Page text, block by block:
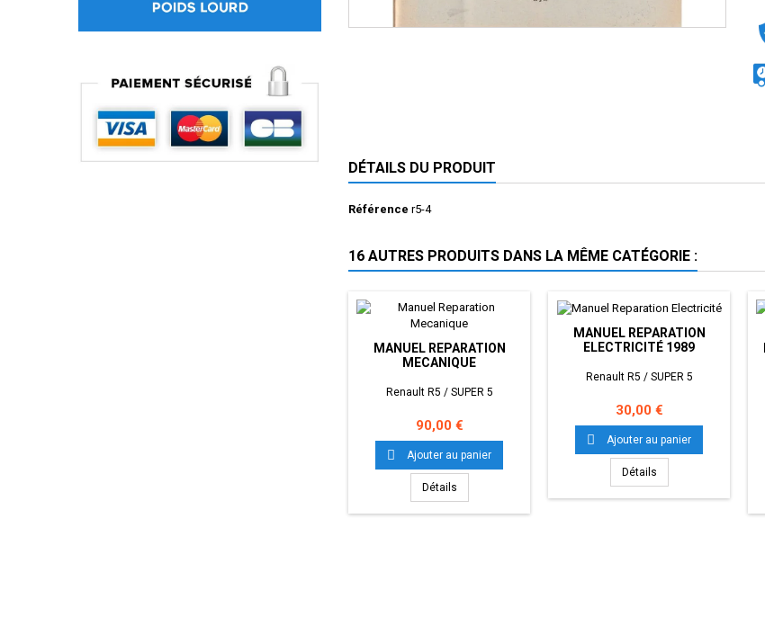
DÉTAILS DU PRODUIT
Référence r5-4
16 AUTRES PRODUITS DANS LA MÊME CATÉGORIE :
MANUEL REPARATION
MECANIQUE
Renault R5 / SUPER 5
Prix
90,00 €
 Ajouter au panier
Détails
MANUEL REPARATION
ELECTRICITÉ 1989
Renault R5 / SUPER 5
Prix
30,00 €
 Ajouter au panier
Détails